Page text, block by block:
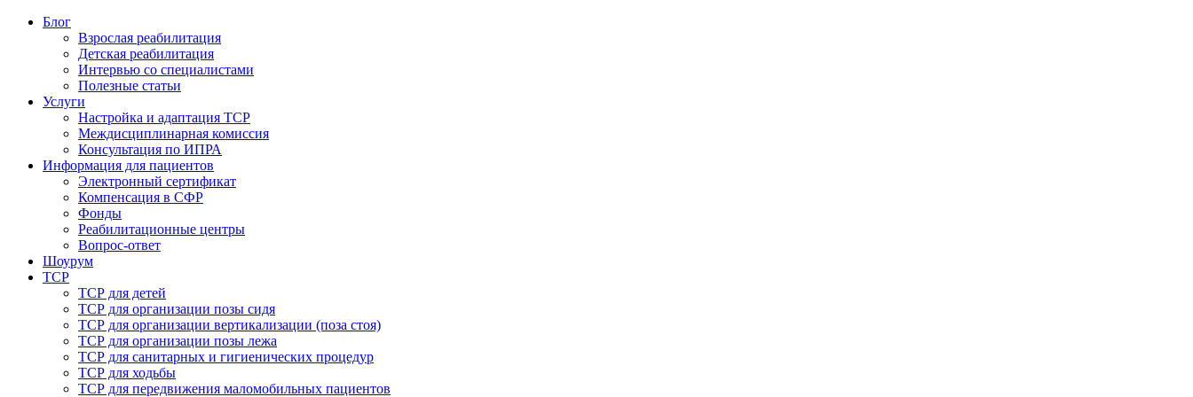
Блог
Взрослая реабилитация
Детская реабилитация
Интервью со специалистами
Полезные статьи
Услуги
Настройка и адаптация ТСР
Междисциплинарная комиссия
Консультация по ИПРА
Информация для пациентов
Электронный сертификат
Компенсация в СФР
Фонды
Реабилитационные центры
Вопрос-ответ
Шоурум
ТСР
ТСР для детей
ТСР для организации позы сидя
ТСР для организации вертикализации (поза стоя)
ТСР для организации позы лежа
ТСР для санитарных и гигиенических процедур
ТСР для ходьбы
ТСР для передвижения маломобильных пациентов